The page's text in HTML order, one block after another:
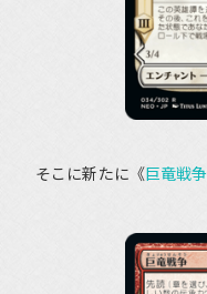
そこに新たに《巨竜戦争